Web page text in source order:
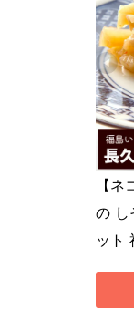
【
の し
ット